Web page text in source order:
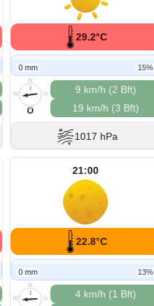
29.2°C
0 mm 15%
N
O
S
W
O
9 km/h (2 Bft)
19 km/h (3 Bft)
1017 hPa
21:00
22.8°C
0 mm 13%
N
O
W
4 km/h (1 Bft)